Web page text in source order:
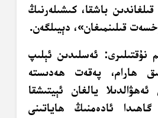
باشقا، كىشىلەرنىڭ
قىلىنمىغان»، دېيىلگەن.
نۇقتىلىرى: ئەسلىدىن ئېلىپ
ھارام، پەقەت ھەدىستە
يالغان ئېيتىشقا
ئادەمنىڭ ھاياتىنى